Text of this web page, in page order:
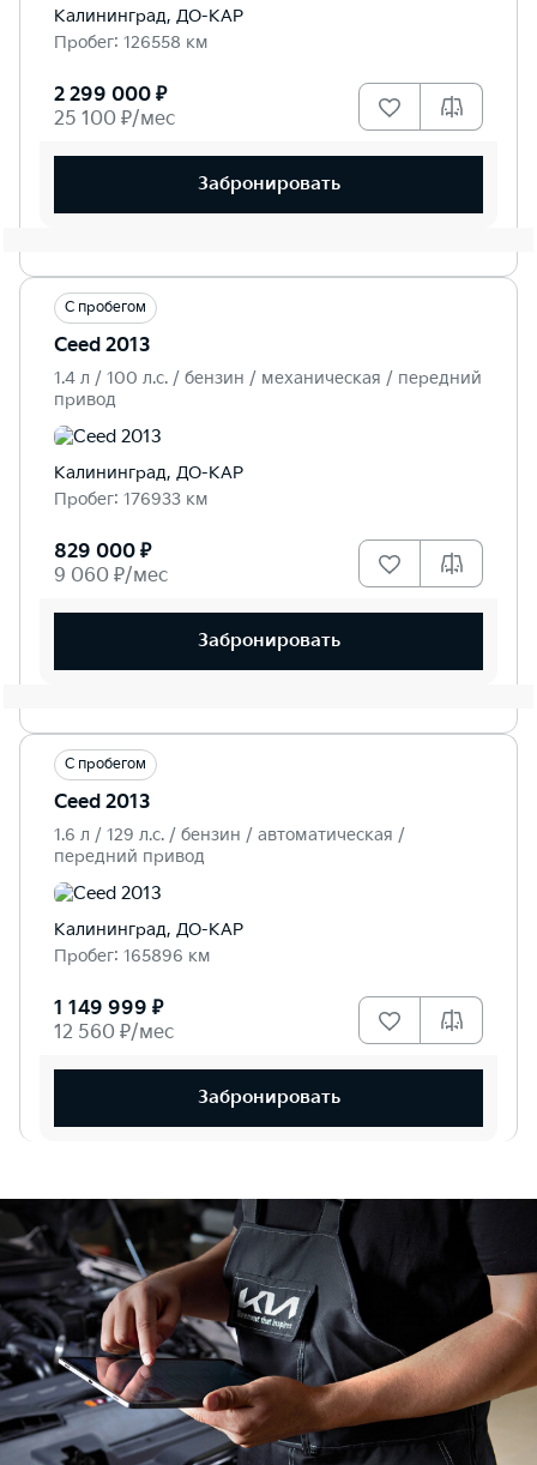
Калининград, ДО-КАР
Пробег: 126558 км
2 299 000 ₽
25 100 ₽/мес
Забронировать
С пробегом
Ceed 2013
1.4 л / 100 л.c. / бензин / механическая / передний
привод
Калининград, ДО-КАР
Пробег: 176933 км
829 000 ₽
9 060 ₽/мес
Забронировать
С пробегом
Ceed 2013
1.6 л / 129 л.c. / бензин / автоматическая /
передний привод
Калининград, ДО-КАР
Пробег: 165896 км
1 149 999 ₽
12 560 ₽/мес
Забронировать